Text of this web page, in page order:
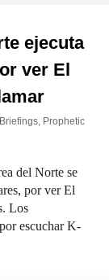
ejecuta
ver El
Briefings, Prophetic
del Norte se
por ver El
Los
escuchar K-